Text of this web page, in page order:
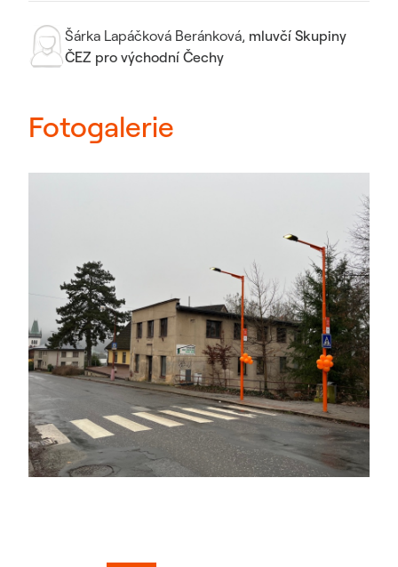
Šárka Lapáčková Beránková, mluvčí Skupiny
ČEZ pro východní Čechy
Fotogalerie